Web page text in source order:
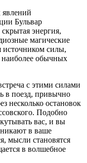
Бульвар
энергия,
магические
источником силы,
обычных
с этими силами
в поезд, привычно
несколько остановок
Подобно
вас, и вы
в ваше
мысли становятся
в волшебное